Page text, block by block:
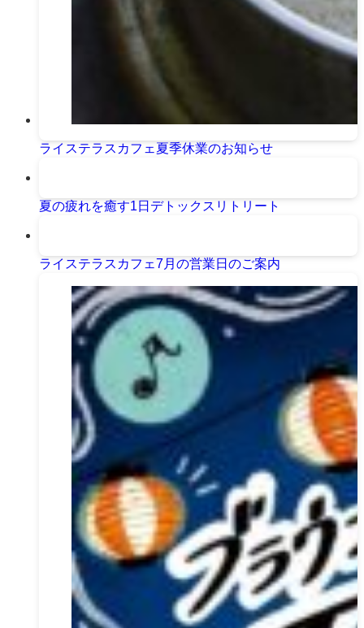
ライステラスカフェ夏季休業のお知らせ
夏の疲れを癒す1日デトックスリトリート
ライステラスカフェ7月の営業日のご案内